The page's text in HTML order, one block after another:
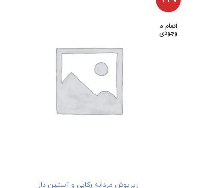
اتمام م
وجودی
انتخاب گزینه‌ها
زیرپوش مردانه رکابی و آستین دار